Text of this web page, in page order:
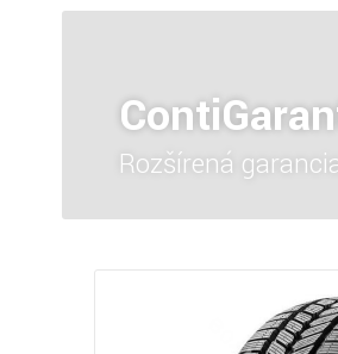
Rozšírená